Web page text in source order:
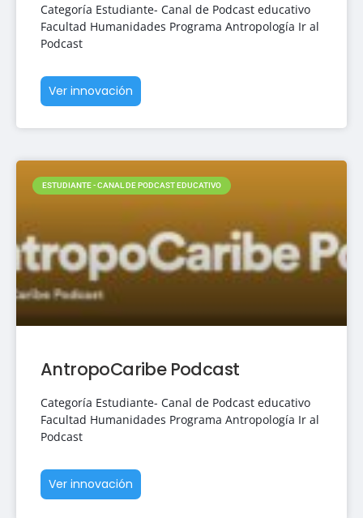
Categoría Estudiante- Canal de Podcast educativo
Facultad Humanidades Programa Antropología Ir al
Podcast
Ver innovación
ESTUDIANTE - CANAL DE PODCAST EDUCATIVO
AntropoCaribe Podcast
Categoría Estudiante- Canal de Podcast educativo
Facultad Humanidades Programa Antropología Ir al
Podcast
Ver innovación